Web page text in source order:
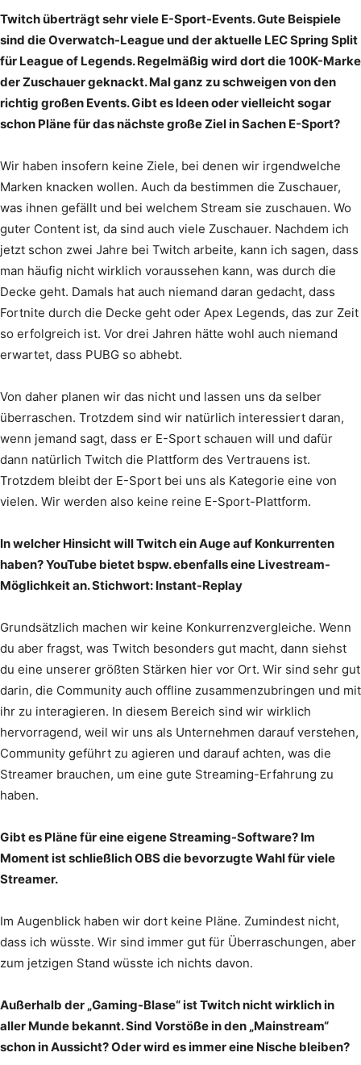
Twitch überträgt sehr viele E-Sport-Events. Gute Beispiele
sind die Overwatch-League und der aktuelle LEC Spring Split
für League of Legends. Regelmäßig wird dort die 100K-Marke
der Zuschauer geknackt. Mal ganz zu schweigen von den
richtig großen Events. Gibt es Ideen oder vielleicht sogar
schon Pläne für das nächste große Ziel in Sachen E-Sport?
Wir haben insofern keine Ziele, bei denen wir irgendwelche
Marken knacken wollen. Auch da bestimmen die Zuschauer,
was ihnen gefällt und bei welchem Stream sie zuschauen. Wo
guter Content ist, da sind auch viele Zuschauer. Nachdem ich
jetzt schon zwei Jahre bei Twitch arbeite, kann ich sagen, dass
man häufig nicht wirklich voraussehen kann, was durch die
Decke geht. Damals hat auch niemand daran gedacht, dass
Fortnite durch die Decke geht oder Apex Legends, das zur Zeit
so erfolgreich ist. Vor drei Jahren hätte wohl auch niemand
erwartet, dass PUBG so abhebt.
Von daher planen wir das nicht und lassen uns da selber
überraschen. Trotzdem sind wir natürlich interessiert daran,
wenn jemand sagt, dass er E-Sport schauen will und dafür
dann natürlich Twitch die Plattform des Vertrauens ist.
Trotzdem bleibt der E-Sport bei uns als Kategorie eine von
vielen. Wir werden also keine reine E-Sport-Plattform.
In welcher Hinsicht will Twitch ein Auge auf Konkurrenten
haben? YouTube bietet bspw. ebenfalls eine Livestream-
Möglichkeit an. Stichwort: Instant-Replay
Grundsätzlich machen wir keine Konkurrenzvergleiche. Wenn
du aber fragst, was Twitch besonders gut macht, dann siehst
du eine unserer größten Stärken hier vor Ort. Wir sind sehr gut
darin, die Community auch offline zusammenzubringen und mit
ihr zu interagieren. In diesem Bereich sind wir wirklich
hervorragend, weil wir uns als Unternehmen darauf verstehen,
Community geführt zu agieren und darauf achten, was die
Streamer brauchen, um eine gute Streaming-Erfahrung zu
haben.
Gibt es Pläne für eine eigene Streaming-Software? Im
Moment ist schließlich OBS die bevorzugte Wahl für viele
Streamer.
Im Augenblick haben wir dort keine Pläne. Zumindest nicht,
dass ich wüsste. Wir sind immer gut für Überraschungen, aber
zum jetzigen Stand wüsste ich nichts davon.
Außerhalb der „Gaming-Blase“ ist Twitch nicht wirklich in
aller Munde bekannt. Sind Vorstöße in den „Mainstream“
schon in Aussicht? Oder wird es immer eine Nische bleiben?